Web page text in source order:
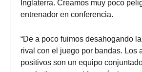
Inglaterra. Creamos muy poco
entrenador en conferencia.
“De a poco fuimos desahogando
rival con el juego por bandas. Los
positivos son un equipo